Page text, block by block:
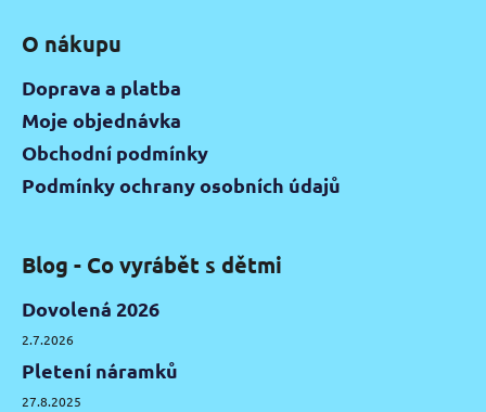
O nákupu
Doprava a platba
Moje objednávka
Obchodní podmínky
Podmínky ochrany osobních údajů
Blog - Co vyrábět s dětmi
Dovolená 2026
2.7.2026
Pletení náramků
27.8.2025